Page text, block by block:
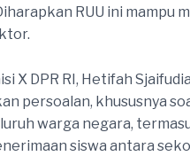
RUU ini mampu
X DPR RI, Hetifah
persoalan, khususnya
warga negara,
siswa antara